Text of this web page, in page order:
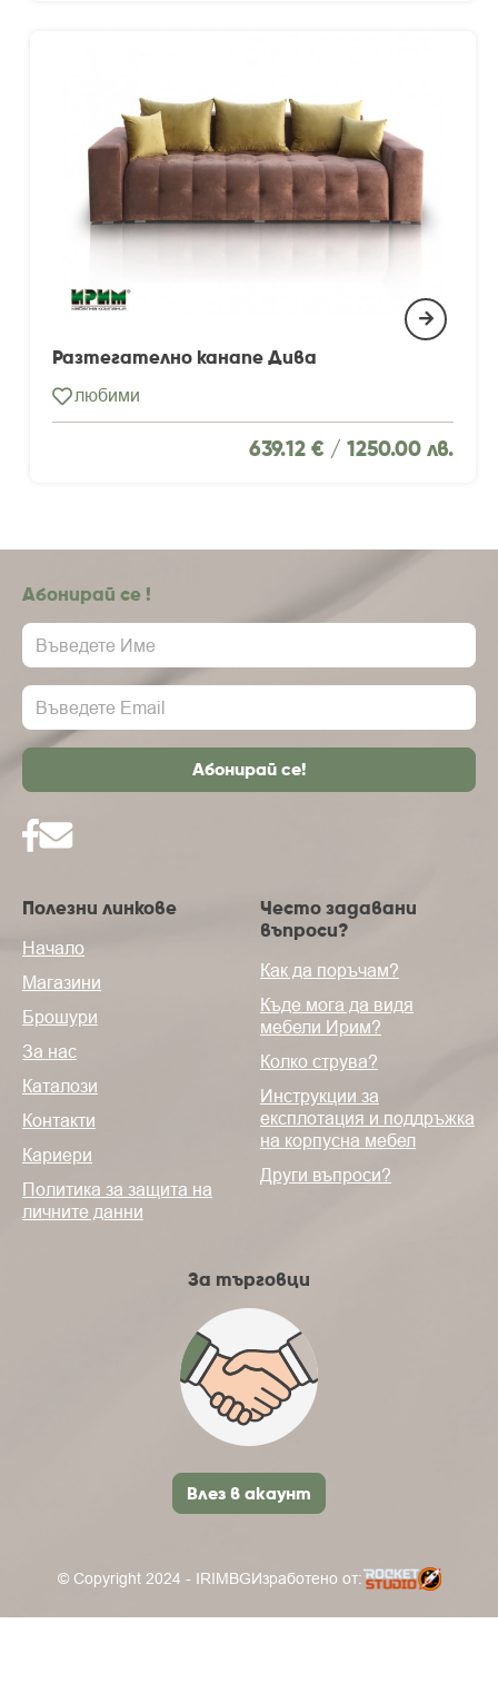
Разтегателно канапе Дива
любими
639.12 € / 1250.00 лв.
Абонирай се !
Полезни линкове
Начало
Магазини
Брошури
За нас
Каталози
Контакти
Кариери
Политика за защита на
личните данни
Често задавани
въпроси?
Как да поръчам?
Къде мога да видя
мебели Ирим?
Колко струва?
Инструкции за
експлотация и поддръжка
на корпусна мебел
Други въпроси?
За търговци
Влез в акаунт
© Copyright 2024 - IRIMBGИзработено от: